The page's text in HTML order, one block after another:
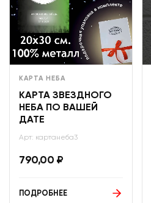
КАРТА НЕБА
КАРТА ЗВЕЗДНОГО
НЕБА ПО ВАШЕЙ
ДАТЕ
Арт: картанеба3
790,00 ₽
ПОДРОБНЕЕ